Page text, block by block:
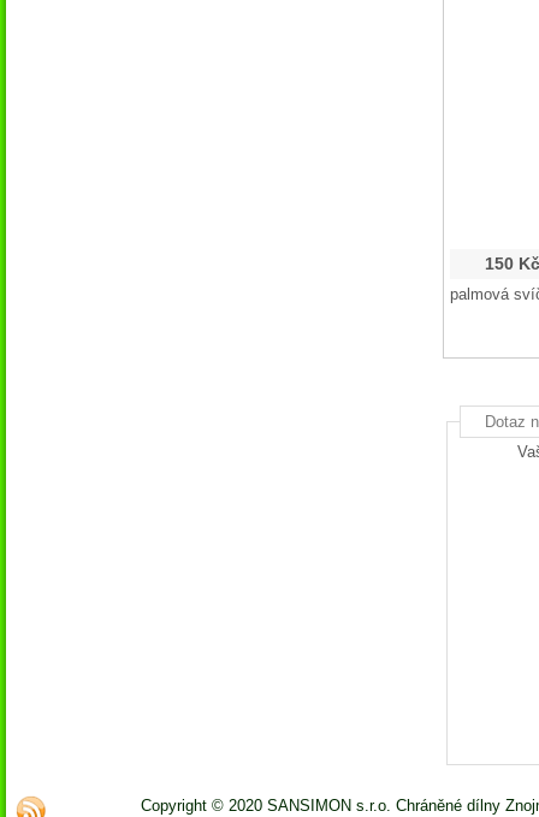
150
palmová
Dotaz
Copyright © 2020 SANSIMON s.r.o. Chráněné dílny